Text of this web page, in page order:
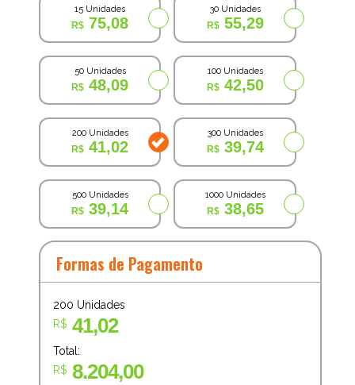
15 Unidades
75,08
30 Unidades
55,29
50 Unidades
48,09
100 Unidades
42,50
200 Unidades
41,02
300 Unidades
39,74
500 Unidades
39,14
1000 Unidades
38,65
Formas de Pagamento
200 Unidades
R$ 41,02
Total:
R$ 8.204,00